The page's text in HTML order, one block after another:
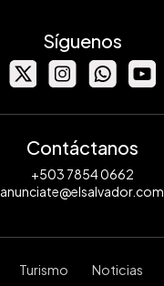
Síguenos
Contáctanos
+503 7854 0662
anunciate@elsalvador.com
Turismo Noticias